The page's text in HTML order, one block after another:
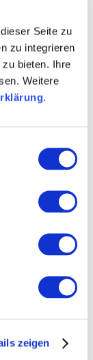
Seite zu
zu integrieren
bieten. Ihre
Weitere
.
zeigen